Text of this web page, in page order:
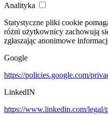
Analityka
Statystyczne pliki cookie
różni użytkownicy zachowują
zgłaszając anonimowe
Google
https://policies.google.com/
LinkedIN
https://www.linkedin.com/legal/